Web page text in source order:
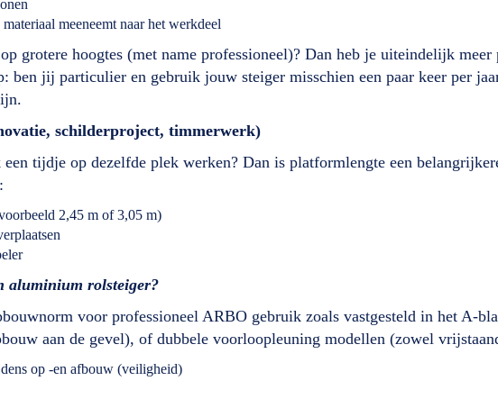
meeneemt naar het werkdeel
grotere hoogtes (met name professioneel)? Dan heb je uiteindelijk
ben jij particulier en gebruik jouw steiger misschien een paar keer per
schilderproject, timmerwerk)
tijdje op dezelfde plek werken? Dan is platformlengte een
2,45 m of 3,05 m)
aluminium rolsteiger?
voor professioneel ARBO gebruik zoals vastgesteld in het A-
aan de gevel), of dubbele voorloopleuning modellen (zowel
op -en afbouw (veiligheid)